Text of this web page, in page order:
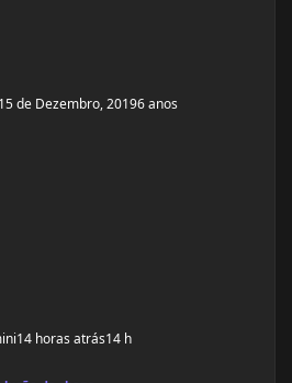
15 de Dezembro, 20196 anos
14 horas atrás14 h